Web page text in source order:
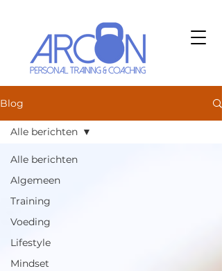
Blog
Alle berichten
Algemeen
Training
Voeding
Lifestyle
Mindset
Alle berichten